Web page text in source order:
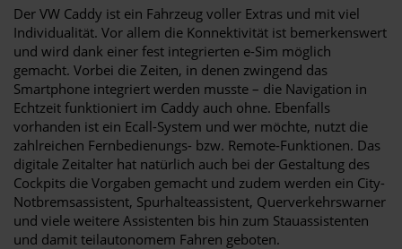
Der VW Caddy ist ein Fahrzeug voller Extras und mit viel
Individualität. Vor allem die Konnektivität ist bemerkenswert
und wird dank einer fest integrierten e-Sim möglich
gemacht. Vorbei die Zeiten, in denen zwingend das
Smartphone integriert werden musste – die Navigation in
Echtzeit funktioniert im Caddy auch ohne. Ebenfalls
vorhanden ist ein Ecall-System und wer möchte, nutzt die
zahlreichen Fernbedienungs- bzw. Remote-Funktionen. Das
digitale Zeitalter hat natürlich auch bei der Gestaltung des
Cockpits die Vorgaben gemacht und zudem werden ein City-
Notbremsassistent, Spurhalteassistent, Querverkehrswarner
und viele weitere Assistenten bis hin zum Stauassistenten
und damit teilautonomem Fahren geboten.